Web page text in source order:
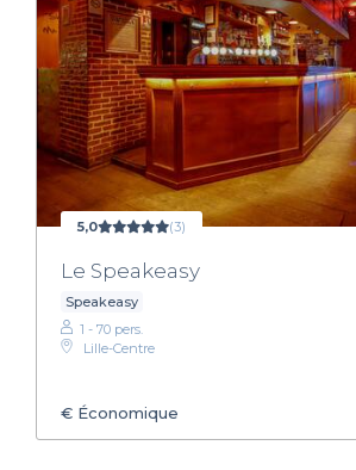
5,0 (3)
Le Speakeasy
Speakeasy
1 - 70 pers.
Lille-Centre
€ Économique